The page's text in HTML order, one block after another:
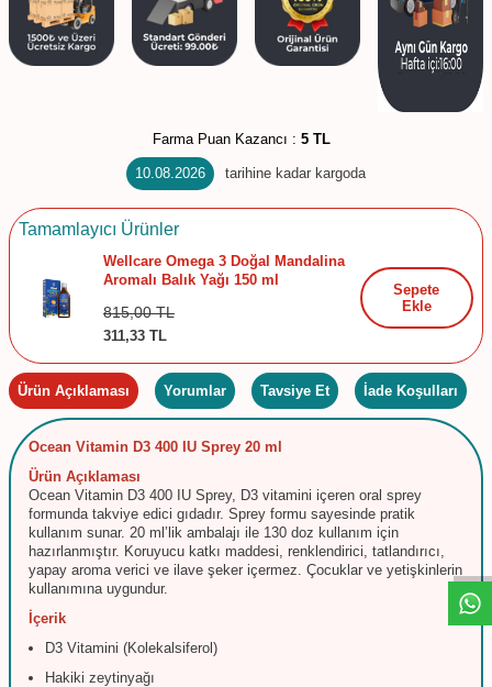
Farma Puan Kazancı : 5 TL
10.08.2026 tarihine kadar kargoda
Tamamlayıcı Ürünler
Wellcare Omega 3 Doğal Mandalina
Aromalı Balık Yağı 150 ml
815,00TL
311,33TL
Sepete
Ekle
Ürün Açıklaması Yorumlar Tavsiye Et İade Koşulları
Ocean Vitamin D3 400 IU Sprey 20 ml
Ürün Açıklaması
Ocean Vitamin D3 400 IU Sprey, D3 vitamini içeren oral sprey
formunda takviye edici gıdadır. Sprey formu sayesinde pratik
kullanım sunar. 20 ml’lik ambalajı ile 130 doz kullanım için
hazırlanmıştır. Koruyucu katkı maddesi, renklendirici, tatlandırıcı,
yapay aroma verici ve ilave şeker içermez. Çocuklar ve yetişkinlerin
kullanımına uygundur.
İçerik
D3 Vitamini (Kolekalsiferol)
Hakiki zeytinyağı